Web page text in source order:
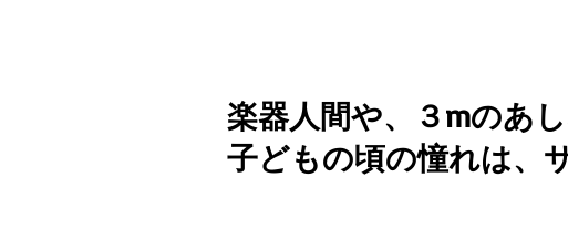
楽器人間や、３mのあし
子どもの頃の憧れは、